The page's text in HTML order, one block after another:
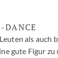
DANCE
als
gute Figur